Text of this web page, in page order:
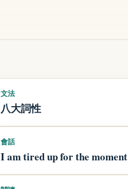
文法
八大詞性
會話
I am tired up for the moment